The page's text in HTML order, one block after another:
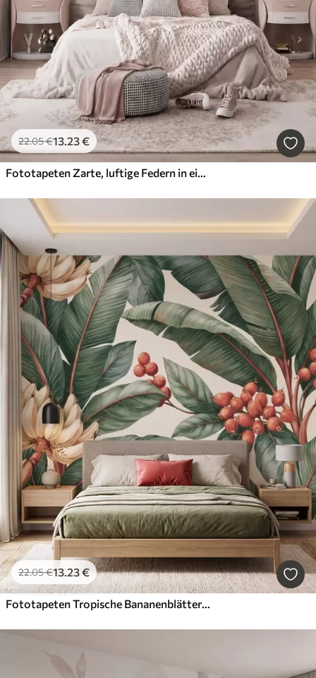
22.05€13.23€
Fototapeten Zarte, luftige Federn in einem pfirsichrosa Schimmer
22.05€13.23€
Fototapeten Tropische Bananenblätter mit Trauben roter Kaffeekirschen, im Aquarellstil